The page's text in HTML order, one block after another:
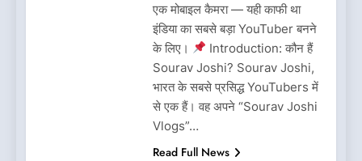
एक मोबाइल कैमरा — यही काफी था
इंडिया का सबसे बड़ा YouTuber बनने
के लिए।
Introduction: कौन हैं
Sourav Joshi? Sourav Joshi,
भारत के सबसे प्रसिद्ध YouTubers में
से एक हैं। वह अपने “Sourav Joshi
Vlogs”…
Read Full News